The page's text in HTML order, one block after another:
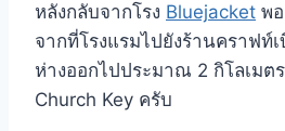
หลังกลับจากโรง Bluejacket พ
จากที่โรงแรมไปยังร้านคราฟท์
ห่างออกไปประมาณ 2 กิโลเมต
Church Key ครับ